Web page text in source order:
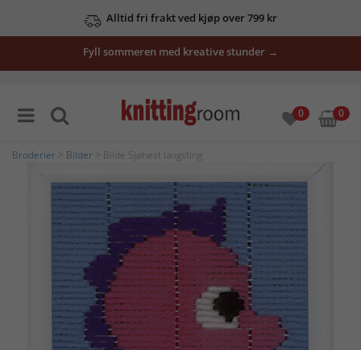
Alltid fri frakt ved kjøp over 799 kr
Fyll sommeren med kreative stunder →
0 0
Broderier Bilder > Bilde Sjøhest langsting